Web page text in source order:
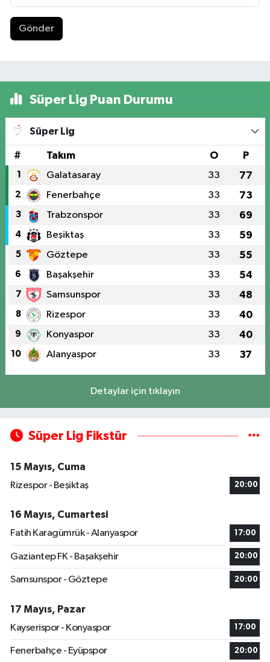
Gönder
Süper Lig Puan Durumu
Süper Lig
# Takım O P
1 Galatasaray 33 77
2 Fenerbahçe 33 73
3 Trabzonspor 33 69
4 Beşiktaş 33 59
5 Göztepe 33 55
6 Başakşehir 33 54
7 Samsunspor 33 48
8 Rizespor 33 40
9 Konyaspor 33 40
10 Alanyaspor 33 37
Detaylar için tıklayın
Süper Lig Fikstür
15 Mayıs, Cuma
Rizespor - Beşiktaş
20:00
16 Mayıs, Cumartesi
Fatih Karagümrük - Alanyaspor
17:00
Gaziantep FK - Başakşehir 20:00
Samsunspor - Göztepe 20:00
17 Mayıs, Pazar
Kayserispor - Konyaspor
17:00
Fenerbahçe - Eyüpspor 20:00